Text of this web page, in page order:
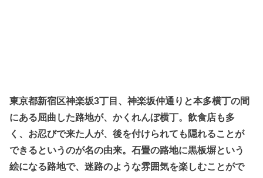
東京都新宿区神楽坂3丁目、神楽坂仲通りと本多横丁の間
にある屈曲した路地が、かくれんぼ横丁。飲食店も多
く、お忍びで来た人が、後を付けられても隠れることが
できるというのが名の由来。石畳の路地に黒板塀という
絵になる路地で、迷路のような雰囲気を楽しむことがで